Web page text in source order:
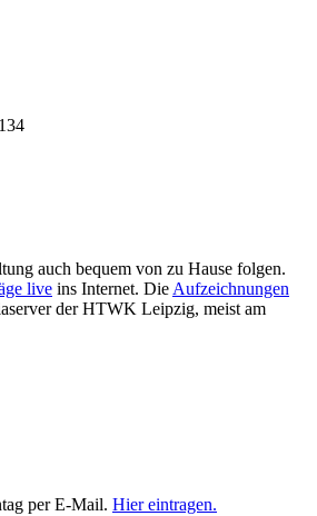
auch bequem von zu Hause folgen.
live ins Internet. DieAufzeichnungen
der HTWK Leipzig, meist am
per E-Mail. Hier eintragen.